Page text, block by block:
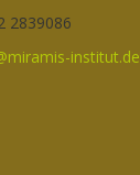
2839086
institut.de